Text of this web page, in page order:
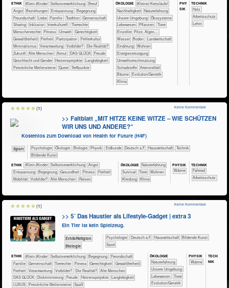
ETHIK (Klein-)Kinder ​​​​​​​​​​​​​​​​​​​​​​​​​​​​​​​​​​​​​​​​Selbst­verwirklichung
​​​​​​​​​​​​​​​Beruf
​​​​​​​​​​​​​Angst
​​​​​​​​​​​​​Beziehungen ​​​​​​​​​​​​​Entspannung
​​​​​​​​​​​​Begegnung
​​​​​​​​​​​​Freundschaft
​​​​​​​​​​​​Liebe ​​​​​​​​​​​Familie ​​​​​​​​​​​Tradition
​​​​​​​​​​Gemeinschaft
​​​​​​​​​​Sharing
​​​​​​​​Inklusion ​​​​​​​​Interkulturell
​​​​​​​​Tierrechte
​​​​​​​Menschenrechte
​​​​​Fitness ​​​​​Umwelt
​​​​Gerechtigkeit
​​​​Gewalt(freiheit)
​​​Freiheit ​​​Partizipation
​​Fehlerkultur
​​Minimalismus
​​Verantwortung ​​Vorbilder?
​Die Realität?
​Zukunft
Alte Menschen Armut DAS GLÜCK
Freude
Geschlecht und Gender
Herzensprojekte
Langlebigkeit
Persönliche Meilensteine
Queer Treffpunkte
ÖKO​LOGIE ​​​​​​​​​​​​​​(Kleine) Kreisläufe!
​​​​​​​​​​​​​​​Nachhaltigkeit
​​​​​​​​​​​​​Naturerfahrung
​​​​​​​​​​​​​Unsere Umgebung
​​​​​​​​​​​Ökosysteme
​​​​​​​​​Lebewesen
​​​​​​​​​Pflanzen
​​​​​​​​Tiere
​​​​​​​Einzeller, Pilze, Algen,...
​​​​​​Wasser
​​​​​Boden
​​​​​Landwirtschaft
​​​​Ernährung
​​​​Wohnen
​​​Energieversorgung
​​Umweltverschmutzung
​Schadstoffe
Artenvielfalt
Bäume
Evolution/Genetik
Klima
PHY​
SIK
TECH​NIK
​​​​​​​​Holz
​​​​​​Arbeitsschutz
Lehm
>> Faltblatt „MIT HITZE KEINE WITZE – WIE SCHÜTZEN
WIR UNS UND ANDERE?“
Kostenlos zum Download von Health for Future (H4F)
Sport ​​​​​​​​​​Psychologie ​​​​​​​​Ökologie ​​​​​​​Biologie ​​​​​​​Physik ​​​​​Erdkunde ​​​Deutsch a.F. ​Haus­wirtschaft
​Technik
Bildende Kunst
ETHIK (Klein-)Kinder ​​​​​​​​​​​​​​​​​​​​​​​​​​​​​​​​​​​​​​​​Selbst­verwirklichung
​​​​​​​​​​​​​Angst
​​​​​​​​​​​​​Entspannung
​​​​​​​​​​​​Begegnung ​​​​​​Gesundheit ​​​​​Fitness
​​​Freiheit
​​​Mobilität
​​Vorbilder? Alte Menschen Reisen
ÖKO​LOGIE ​​​​​​​​​​​​​Naturerfahrung
​​​​​​​​​​​​Survival
​​​​​​​​Tiere
​​​​Wohnen
Kleidung
Klima
PHY​SIK
​​​​​Wärme
TECH​NIK
​​​​​​​Fahrrad
​​​​​​Arbeitsschutz
Keine Kommentare
(1)
>> 5´ Das Haustier als Lifestyle-Gadget | extra 3
Ein Tier ist kein Spielzeug.
​​​​​​​​​​Ethik/​Religion
​​​​​​Biologie
​​​​​​​​​​Psychologie ​​​Deutsch a.F. ​Haus­wirtschaft
Bildende Kunst
Sport
ETHIK (Klein-)Kinder ​​​​​​​​​​​​​​​​​​​​​​​​​​​​​​​​​​​​​​​​Selbst­verwirklichung ​​​​​​​​​​​​Begegnung
​​​​​​​​​​​​Freundschaft
​​​​​​​​​​​Familie
​​​​​​​​​​Gemeinschaft ​​​​​​​​Tierrechte ​​​​​Fitness ​​​​Gerechtigkeit
​​​​Gewalt(freiheit)
​​​Freiheit
​​Verantwortung ​​Vorbilder? ​Die Realität?
Alte Menschen
DAS GLÜCK
Diskriminierung Freude Herzensprojekte
Langlebigkeit
LUXUS
Persönliche Meilensteine Spaß
ÖKO​LOGIE
​​​​​​​​​​​​​Naturerfahrung
​​​​​​​​​​​​​Unsere Umgebung
​​​​​​​​​Lebewesen
​​​​​​​​Tiere
Evolution/Genetik
PHY​SIK
​​​​​Wärme
TECH​
NIK
Keine Kommentare
(1)